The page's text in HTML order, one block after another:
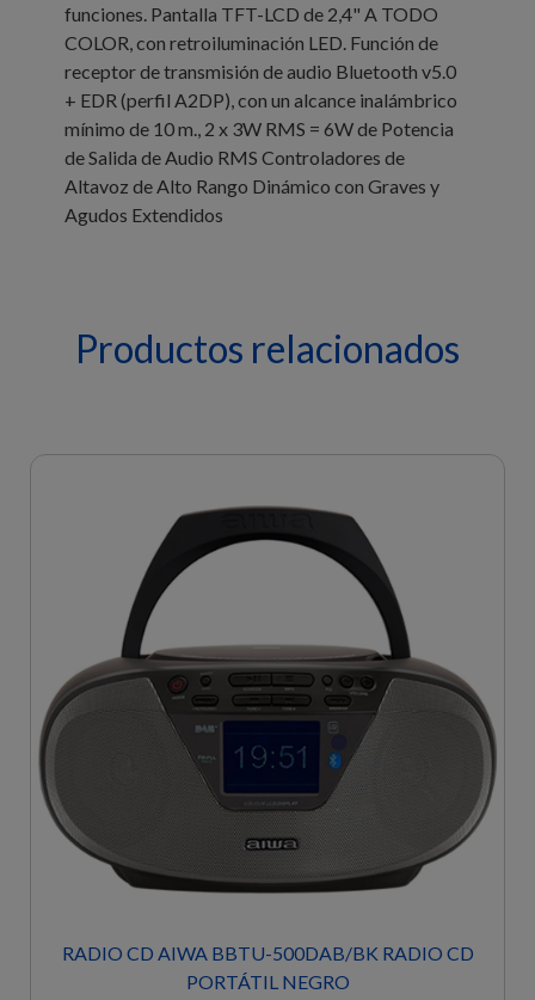
funciones. Pantalla TFT-LCD de 2,4" A TODO
COLOR, con retroiluminación LED. Función de
receptor de transmisión de audio Bluetooth v5.0
+ EDR (perfil A2DP), con un alcance inalámbrico
mínimo de 10 m., 2 x 3W RMS = 6W de Potencia
de Salida de Audio RMS Controladores de
Altavoz de Alto Rango Dinámico con Graves y
Agudos Extendidos
Productos relacionados
RADIO CD AIWA BBTU-500DAB/BK RADIO CD
PORTÁTIL NEGRO